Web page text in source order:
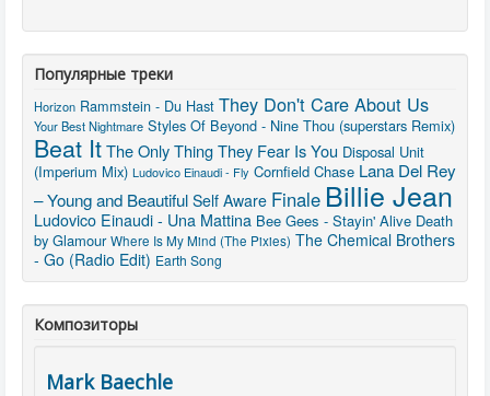
Популярные треки
Horizon Rammstein - Du Hast They Don't Care About Us
Your Best Nightmare Styles Of Beyond - Nine Thou (superstars Remix)
Beat ItThe Only Thing They Fear Is You Disposal Unit
(Imperium Mix) Ludovico Einaudi - Fly Cornfield Chase Lana Del Rey
– Young and Beautiful Self Aware Finale Billie Jean
Ludovico Einaudi - Una Mattina Bee Gees - Stayin' Alive Death
by Glamour Where Is My Mind (The Pixies) The Chemical Brothers
- Go (Radio Edit) Earth Song
Композиторы
Mark Baechle